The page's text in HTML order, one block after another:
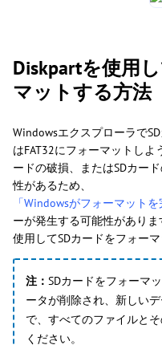
Diskpartを使用
マットする方法
Windowsエクスプローラで
はFAT32にフォーマットしよ
ードの破損、またはSDカー
性があるため、
「Windowsがフォーマット
ーが発生する可能性があり
使用してSDカードをフォー
注： SDカードをフォーマ
ータが削除され、新しい
で、すべてのファイルと
ください。